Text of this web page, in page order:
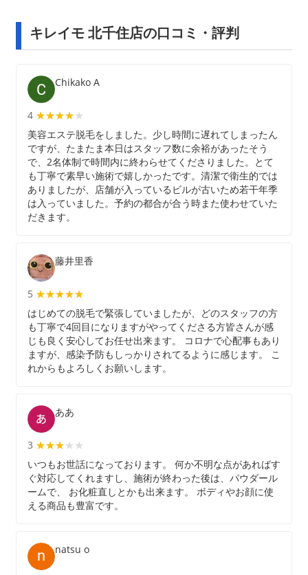
キレイモ 北千住店の口コミ・評判
Chikako A
4 ★★★★★
★★★★
美容エステ脱毛をしました。少し時間に遅れてしまったん
ですが、たまたま本日はスタッフ数に余裕があったそう
で、2名体制で時間内に終わらせてくださりました。とて
も丁寧で素早い施術で嬉しかったです。清潔で衛生的では
ありましたが、店舗が入っているビルが古いため若干年季
は入っていました。予約の都合が合う時また使わせていた
だきます。
藤井里香
5 ★★★★★
★★★★★
はじめての脱毛で緊張していましたが、どのスタッフの方
も丁寧で4回目になりますがやってくださる方皆さんが感
じも良く安心してお任せ出来ます。 コロナで心配事もあり
ますが、感染予防もしっかりされてるように感じます。 こ
れからもよろしくお願いします。
ああ
3 ★★★★★
★★★
いつもお世話になっております。 何か不明な点があればす
ぐ対応してくれますし、施術が終わった後は、パウダール
ームで、 お化粧直しとかも出来ます。 ボディやお顔に使
える商品も豊富です。
natsu o